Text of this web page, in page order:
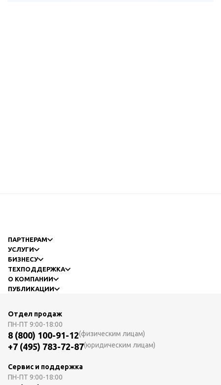
ПАРТНЕРАМ
УСЛУГИ
БИЗНЕСУ
ТЕХПОДДЕРЖКА
О КОМПАНИИ
ПУБЛИКАЦИИ
Отдел продаж
ПН-ПТ 9:00-18:00
8 (800) 100-91-12(физическим лицам)
+7 (495) 783-72-87(юридическим лицам)
Сервис и поддержка
ПН-ПТ 9:00-18:00